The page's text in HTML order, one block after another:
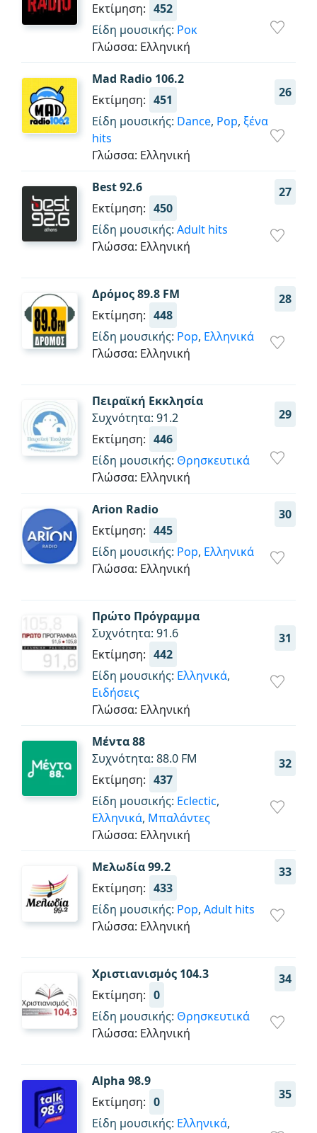
Εκτίμηση: 452
Είδη μουσικής: Ροκ
Γλώσσα: Ελληνική
Mad Radio 106.2
26
Εκτίμηση: 451
Είδη μουσικής: Dance, Pop, ξένα
hits
Γλώσσα: Ελληνική
Best 92.6
27
Εκτίμηση: 450
Είδη μουσικής: Adult hits
Γλώσσα: Ελληνική
Δρόμος 89.8 FM
28
Εκτίμηση: 448
Είδη μουσικής: Pop, Ελληνικά
Γλώσσα: Ελληνική
Πειραϊκή Εκκλησία
29
Συχνότητα: 91.2
Εκτίμηση: 446
Είδη μουσικής: Θρησκευτικά
Γλώσσα: Ελληνική
Arion Radio
30
Εκτίμηση: 445
Είδη μουσικής: Pop, Ελληνικά
Γλώσσα: Ελληνική
Πρώτο Πρόγραμμα
31
Συχνότητα: 91.6
Εκτίμηση: 442
Είδη μουσικής: Ελληνικά,
Ειδήσεις
Γλώσσα: Ελληνική
Μέντα 88
32
Συχνότητα: 88.0 FM
Εκτίμηση: 437
Είδη μουσικής: Eclectic,
Ελληνικά, Μπαλάντες
Γλώσσα: Ελληνική
Μελωδία 99.2
33
Εκτίμηση: 433
Είδη μουσικής: Pop, Adult hits
Γλώσσα: Ελληνική
Χριστιανισμός 104.3
34
Εκτίμηση: 0
Είδη μουσικής: Θρησκευτικά
Γλώσσα: Ελληνική
Alpha 98.9
35
Εκτίμηση: 0
Είδη μουσικής: Ελληνικά,